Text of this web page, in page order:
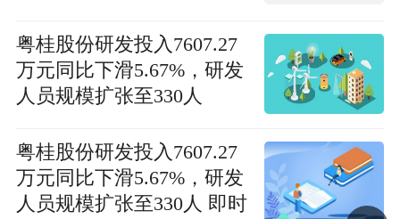
粤桂股份研发投入7607.27
万元同比下滑5.67%，研发
人员规模扩张至330人
粤桂股份研发投入7607.27
万元同比下滑5.67%，研发
人员规模扩张至330人 即时